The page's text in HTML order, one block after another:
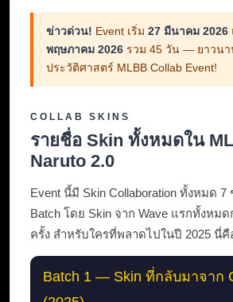
ข่าวด่วน! Event เริ่ม 27 มีนาคม 2026
พฤษภาคม 2026 รวม 45 วัน — ยาวน
ประวัติศาสตร์ MLBB Collab Event!
COLLAB SKINS
รายชื่อ Skin ทั้งหมดใน
Naruto 2.0
Event นี้มี Skin Collaboration ทั้งหมด 7
Batch โดย Skin จาก Wave แรกทั้งหม
ครั้ง สำหรับใครที่พลาดไปในปี 2025 นี่
Batch 1 — Skin ที่กลับมาจาก